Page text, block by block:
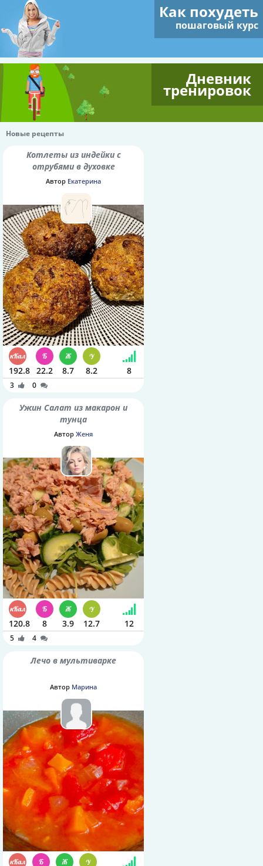
Как похудеть
пошаговый курс
Дневник
тренировок
Новые рецепты
Котлеты из индейки с
отрубями в духовке
Автор Екатерина
192.8 22.2 8.7 8.2 8
3 0
Ужин Салат из макарон и
тунца
Автор Женя
120.8 8 3.9 12.7 12
5 4
Лечо в мультиварке
Автор Марина